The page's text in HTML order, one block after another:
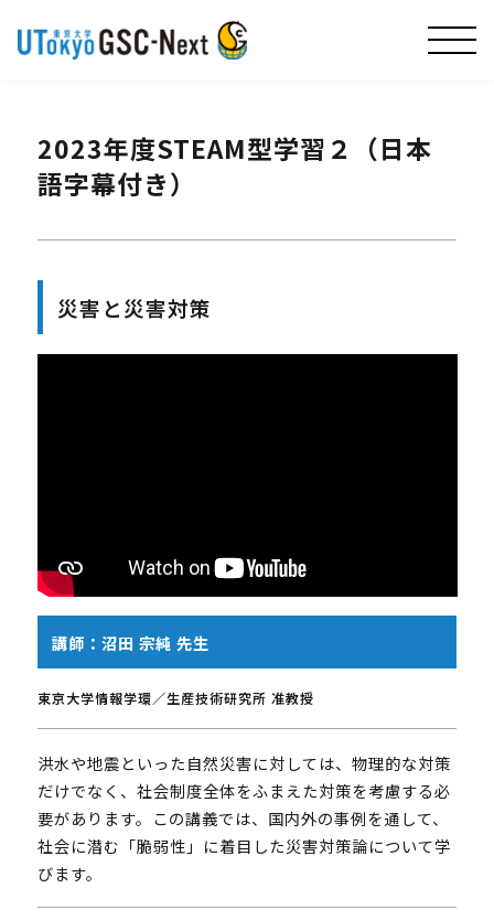
UTokyoGSC-Nextとは
プログラム紹介
2023年度STEAM型学習２（日本
語字幕付き）
災害と災害対策
講師：沼田 宗純 先生
東京大学情報学環／生産技術研究所 准教授
洪水や地震といった自然災害に対しては、物理的な対策
だけでなく、社会制度全体をふまえた対策を考慮する必
要があります。この講義では、国内外の事例を通して、
社会に潜む「脆弱性」に着目した災害対策論について学
びます。